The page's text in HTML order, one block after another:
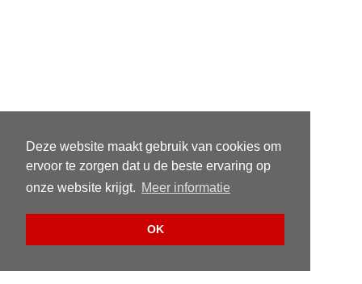
Deze website maakt gebruik van cookies om
ervoor te zorgen dat u de beste ervaring op
onze website krijgt. Meer informatie
OK